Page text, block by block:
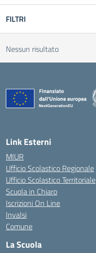
FILTRI
Nessun risultato
Link Esterni
MIUR
Ufficio Scolastico Regionale
Ufficio Scolastico Territoriale
Scuola in Chiaro
Iscrizioni On Line
Invalsi
Comune
La Scuola